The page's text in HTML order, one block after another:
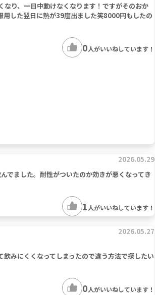
り、一日中動けなくなります！ですがそのおか
した翌日に熱が39度出ました笑8000円もしたの
0人がいいねしています！
2026.05.29
でました。耐性がついたのか効きが悪くなってき
1 人がいいねしています！
2026.05.27
みにくくなってしまったので違う方法で探したい
0人がいいねしています！